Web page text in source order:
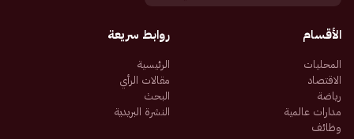
الأقسام
المحليات
الاقتصاد
رياضة
مدارات عالمية
وظائف
روابط سريعة
الرئيسية
مقالات الرأي
البحث
النشرة البريدية